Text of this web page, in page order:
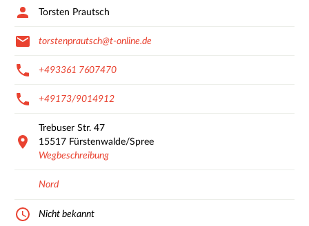
Torsten Prautsch
torstenprautsch@t-online.de
+493361 7607470
+49173/9014912
Trebuser Str. 47
15517 Fürstenwalde/Spree
Wegbeschreibung
Nord
Nicht bekannt